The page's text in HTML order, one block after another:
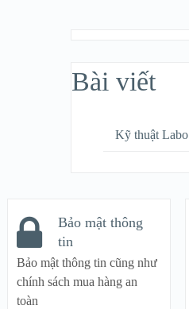
Bài viết
Kỹ thuật Labo
Bảo mật thông
tin
Bảo mật thông tin cũng như
chính sách mua hàng an
toàn